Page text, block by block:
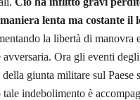
lenta ma costante il
la libertà di manovra
Ora gli eventi
giunta militare sul Paese
indebolimento è